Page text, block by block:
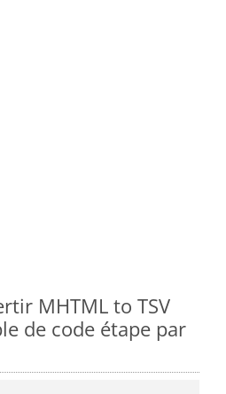
MHTML to TSV
de code étape par